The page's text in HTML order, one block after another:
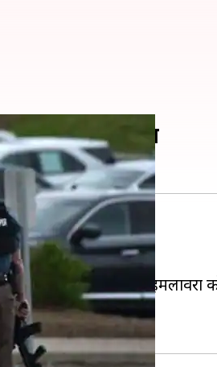
मौत, 7 घायल
ने बताया कि हमलावरों
गंभीर बनी हुई है।